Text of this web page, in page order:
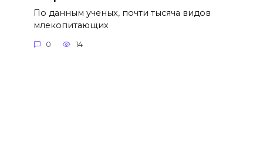
По данным ученых, почти тысяча видов
млекопитающих
0 14